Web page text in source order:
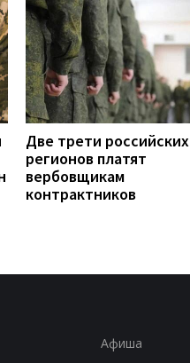
Две трети российских
регионов платят
вербовщикам
контрактников
Афиша